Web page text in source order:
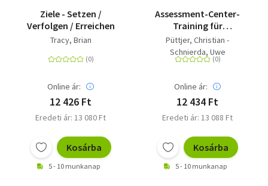
Ziele - Setzen /
Verfolgen / Erreichen
Tracy, Brian
Online ár:
12 426 Ft
Eredeti ár: 13 080 Ft
Kosárba
5 - 10 munkanap
Assessment-Center-
Training für
Führungskräfte - Die
wichtigsten Übungen -
die besten Lösungen
Püttjer, Christian -
Schnierda, Uwe
Online ár:
12 434 Ft
Eredeti ár: 13 088 Ft
Kosárba
5 - 10 munkanap